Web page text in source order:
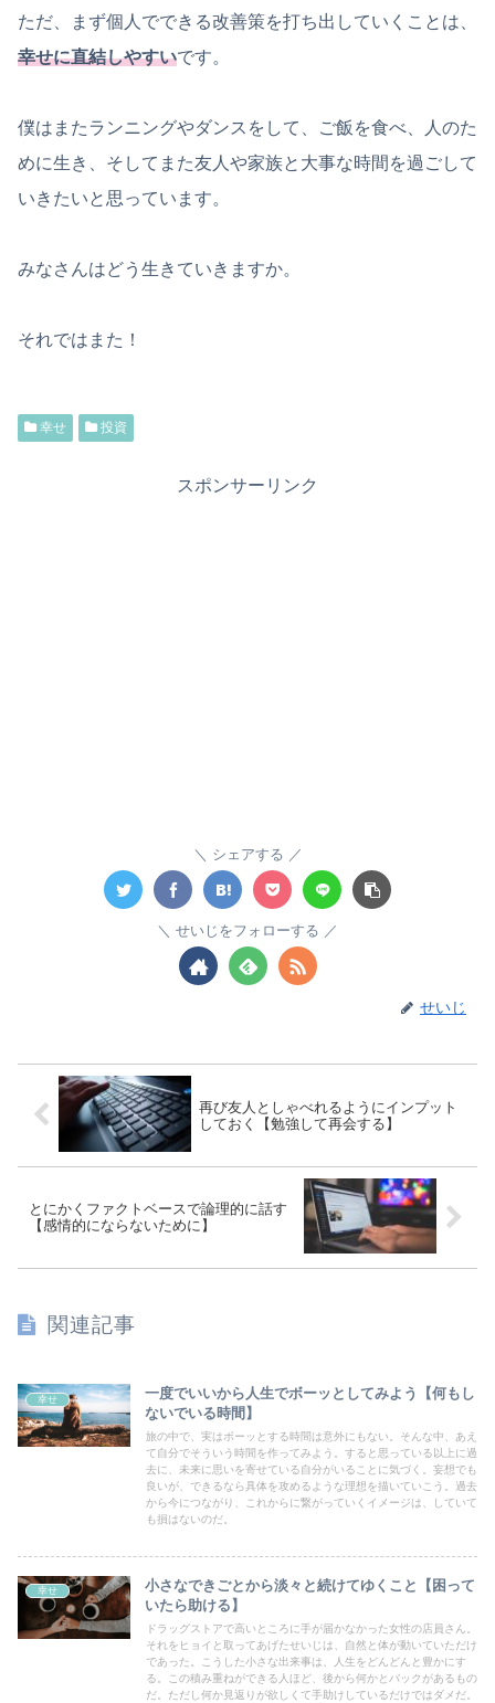
ただ、まず個人でできる改善策を打ち出していくことは、
幸せに直結しやすいです。
僕はまたランニングやダンスをして、ご飯を食べ、人のた
めに生き、そしてまた友人や家族と大事な時間を過ごして
いきたいと思っています。
みなさんはどう生きていきますか。
それではまた！
幸せ 投資
スポンサーリンク
シェアする
せいじをフォローする
せいじ
再び友人としゃべれるようにインプット
しておく【勉強して再会する】
とにかくファクトベースで論理的に話す
【感情的にならないために】
関連記事
幸せ
一度でいいから人生でボーッとしてみよう【何もし
ないでいる時間】
旅の中で、実はボーッとする時間は意外にもない。そんな中、あえ
て自分でそういう時間を作ってみよう。すると思っている以上に過
去に、未来に思いを寄せている自分がいることに気づく。妄想でも
良いが、できるなら具体を攻めるような理想を描いていこう。過去
から今につながり、これからに繋がっていくイメージは、していて
も損はないのだ。
幸せ
小さなできごとから淡々と続けてゆくこと【困って
いたら助ける】
ドラッグストアで高いところに手が届かなかった女性の店員さん。
それをヒョイと取ってあげたせいじは、自然と体が動いていただけ
であった。こうした小さな出来事は、人生をどんどんと豊かにす
る。この積み重ねができる人ほど、後から何かとバックがあるもの
だ。ただし何か見返りが欲しくて手助けしているだけではダメだ。